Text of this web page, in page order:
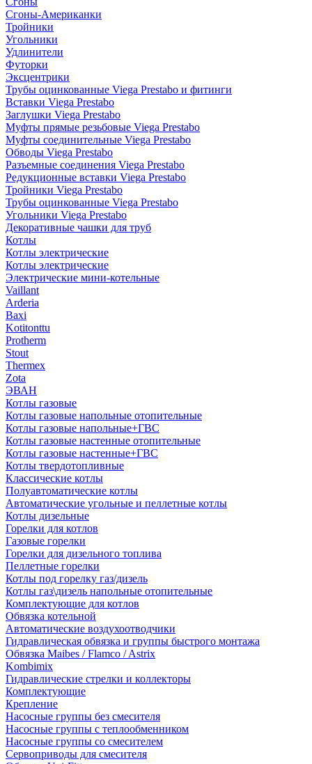
Сгоны-Американки
Тройники
Угольники
Удлинители
Футорки
Эксцентрики
Трубы оцинкованные Viega Prestabo и фитинги
Вставки Viega Prestabo
Заглушки Viega Prestabo
Муфты прямые резьбовые Viega Prestabo
Муфты соединительные Viega Prestabo
Обводы Viega Prestabo
Разъемные соединения Viega Prestabo
Редукционные вставки Viega Prestabo
Тройники Viega Prestabo
Трубы оцинкованные Viega Prestabo
Угольники Viega Prestabo
Декоративные чашки для труб
Котлы
Котлы электрические
Котлы электрические
Электрические мини-котельные
Vaillant
Arderia
Baxi
Kotitonttu
Protherm
Stout
Thermex
Zota
ЭВАН
Котлы газовые
Котлы газовые напольные отопительные
Котлы газовые напольные+ГВС
Котлы газовые настенные отопительные
Котлы газовые настенные+ГВС
Котлы твердотопливные
Классические котлы
Полуавтоматические котлы
Автоматические угольные и пеллетные котлы
Котлы дизельные
Горелки для котлов
Газовые горелки
Горелки для дизельного топлива
Пеллетные горелки
Котлы под горелку газ/дизель
Котлы газ\дизель напольные отопительные
Комплектующие для котлов
Обвязка котельной
Автоматические воздухоотводчики
Гидравлическая обвязка и группы быстрого монтажа
Обвязка Maibes / Flamco / Astrix
Kombimix
Гидравлические стрелки и коллекторы
Комплектующие
Крепление
Насосные группы без смесителя
Насосные группы с теплообменником
Насосные группы со смесителем
Сервоприводы для смесителя